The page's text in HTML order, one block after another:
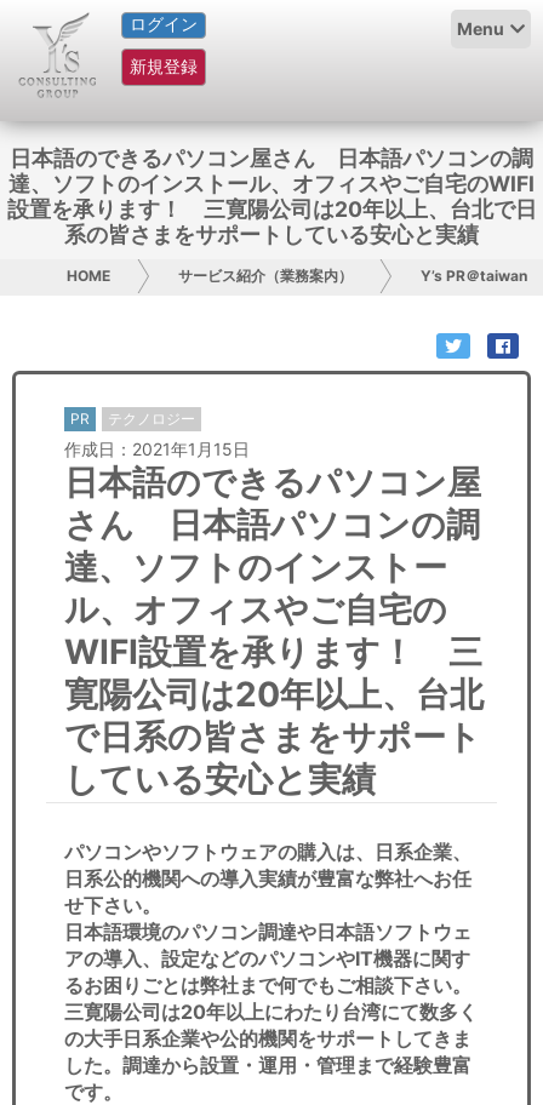
ログイン
新規登録
Menu
HOME
サービス紹介
コラム
グループ概要
日本人にPR
コンサルティング
リサーチ
セミナー
経済ニュース
労務顧問
ＩＴ
飲食店情報
日本語のできるパソコン屋さん 日本語パソコンの調
達、ソフトのインストール、オフィスやご自宅のWIFI
設置を承ります！ 三寛陽公司は20年以上、台北で日
系の皆さまをサポートしている安心と実績
HOME サービス紹介（業務案内） Y’s PR＠taiwan
PR テクノロジー
作成日：2021年1月15日
日本語のできるパソコン屋
さん 日本語パソコンの調
達、ソフトのインストー
ル、オフィスやご自宅の
WIFI設置を承ります！ 三
寛陽公司は20年以上、台北
で日系の皆さまをサポート
している安心と実績
パソコンやソフトウェアの購入は、日系企業、
日系公的機関への導入実績が豊富な弊社へお任
せ下さい。
日本語環境のパソコン調達や日本語ソフトウェ
アの導入、設定などのパソコンやIT機器に関す
るお困りごとは弊社まで何でもご相談下さい。
三寛陽公司は20年以上にわたり台湾にて数多く
の大手日系企業や公的機関をサポートしてきま
した。調達から設置・運用・管理まで経験豊富
です。